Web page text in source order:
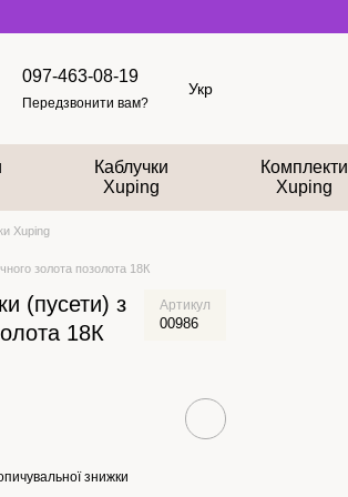
097-463-08-19
Передзвонити вам?
Укр
Каблучки
Xuping
Комплекти
Xuping
Xuping
золота позолота 18К
(пусети) з
18К
Артикул
00986
знижки